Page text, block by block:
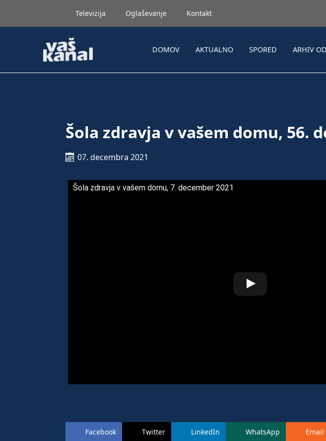
Televizija Oglaševanje Kontakt
DOMOV AKTUALNO SPORED ARHIV
Šola zdravja v vašem domu, 56.
07. decembra 2021
Šola zdravja v vašem domu, 7. december 2021
Facebook Twitter LinkedIn WhatsApp Email